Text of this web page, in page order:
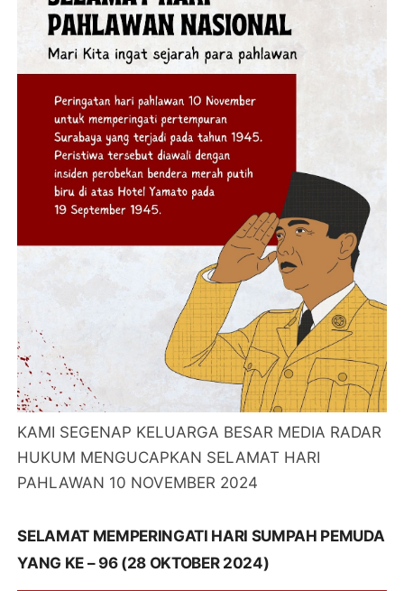
KAMI SEGENAP KELUARGA BESAR MEDIA RADAR
HUKUM MENGUCAPKAN SELAMAT HARI
PAHLAWAN 10 NOVEMBER 2024
SELAMAT MEMPERINGATI HARI SUMPAH PEMUDA
YANG KE – 96 (28 OKTOBER 2024)